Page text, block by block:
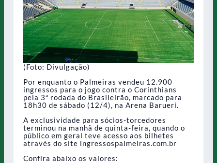
(Foto: Divulgação)
Por enquanto o Palmeiras vendeu 12.900
ingressos para o jogo contra o Corinthians
pela 3ª rodada do Brasileirão, marcado para
18h30 de sábado (12/4), na Arena Barueri.
A exclusividade para sócios-torcedores
terminou na manhã de quinta-feira, quando o
público em geral teve acesso aos bilhetes
através do site ingressospalmeiras.com.br
Confira abaixo os valores: